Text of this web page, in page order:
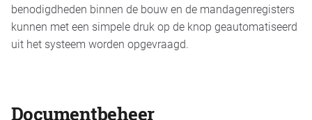
benodigdheden binnen de bouw en de mandagenregisters
kunnen met een simpele druk op de knop geautomatiseerd
uit het systeem worden opgevraagd.
Documentbeheer